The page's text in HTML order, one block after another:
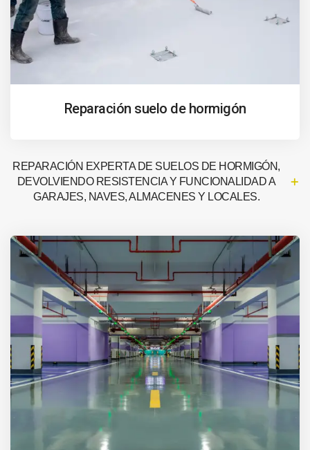
Reparación suelo de hormigón
REPARACIÓN EXPERTA DE SUELOS DE HORMIGÓN,
DEVOLVIENDO RESISTENCIA Y FUNCIONALIDAD A
GARAJES, NAVES, ALMACENES Y LOCALES.